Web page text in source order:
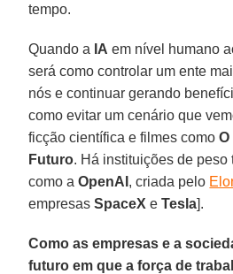
tempo.
Quando a IA em nível humano
será como controlar um ente
nós e continuar gerando
como evitar um cenário que
ficção científica e filmes como
Futuro. Há instituições de peso
como aOpenAI , criada pelo
empresasSpaceX eTesla].
Como as empresas e a
futuro em que a força de